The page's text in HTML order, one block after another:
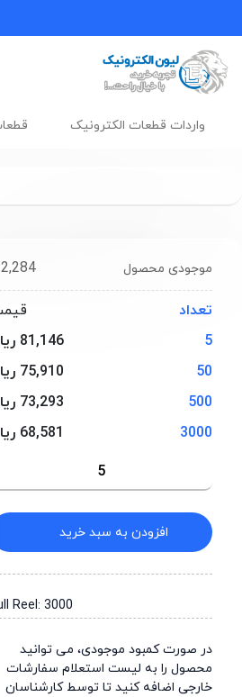
واردات قطعات الکترونیک
2,284 موجودی محصول
تعداد
5
81,146 ریال
50
75,910 ریال
500
73,293 ریال
3000
68,581 ریال
افزودن به سبد خرید
Reel: 3000
در صورت کمبود موجودی، می توانید
محصول را به لیست استعلام سفارشات
خارجی اضافه کنید تا توسط کارشناسان